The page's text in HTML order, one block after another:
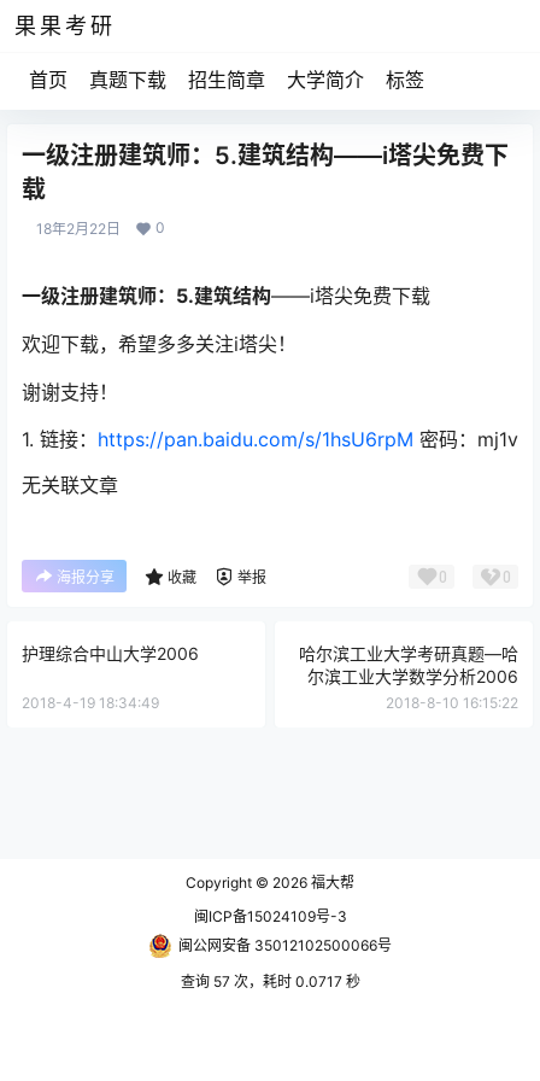
果果考研
首页 真题下载 招生简章 大学简介 标签
一级注册建筑师：5.建筑结构——i塔尖免费下
载
18年2月22日 0
一级注册建筑师：5.建筑结构——i塔尖免费下载
欢迎下载，希望多多关注i塔尖！
谢谢支持！
1. 链接： https://pan.baidu.com/s/1hsU6rpM 密码：mj1v
无关联文章
海报分享 收藏 举报 0 0
护理综合中山大学2006
2018-4-19 18:34:49
哈尔滨工业大学考研真题—哈
尔滨工业大学数学分析2006
2018-8-10 16:15:22
Copyright © 2026 福大帮
闽ICP备15024109号-3
闽公网安备 35012102500066号
查询 57 次，耗时 0.0717 秒